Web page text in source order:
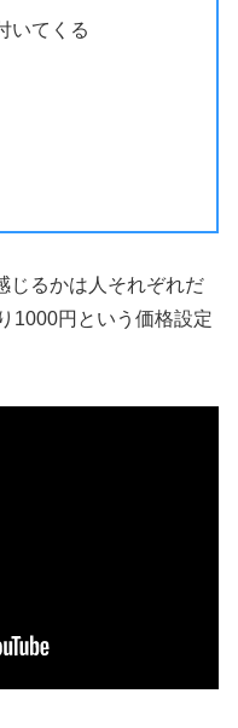
いてくる
じるかは人それぞれだ
1000円という価格設定